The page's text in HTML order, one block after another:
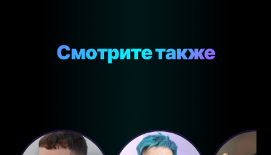
Смотрите также